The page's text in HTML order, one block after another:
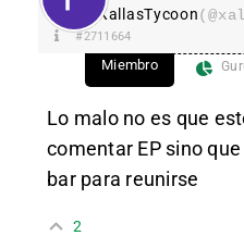
XallasTycoon
#2711664
Miembro
Lo malo no es que
comentar EP sino
bar para reunirse
2